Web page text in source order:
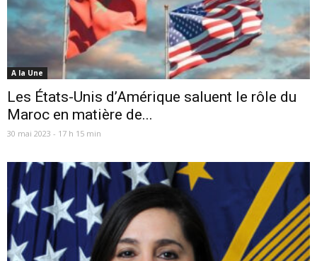
A la Une
Les États-Unis d’Amérique saluent le rôle du
Maroc en matière de...
30 mai 2023 - 17 h 15 min